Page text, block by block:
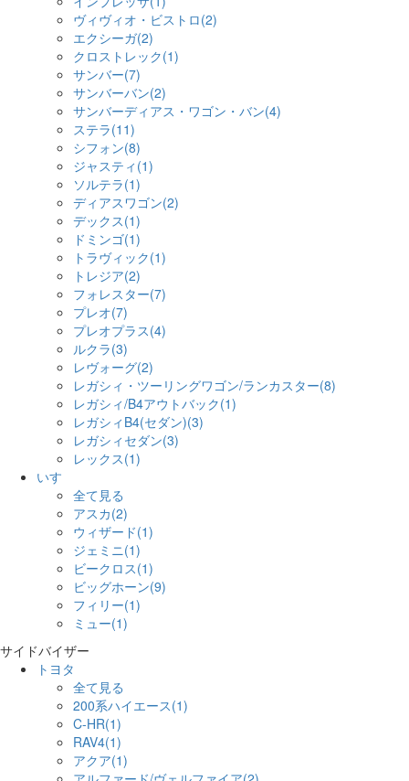
ヴィヴィオ・ビストロ(2)
エクシーガ(2)
クロストレック(1)
サンバー(7)
サンバーバン(2)
サンバーディアス・ワゴン・バン(4)
ステラ(11)
シフォン(8)
ジャスティ(1)
ソルテラ(1)
ディアスワゴン(2)
デックス(1)
ドミンゴ(1)
トラヴィック(1)
トレジア(2)
フォレスター(7)
プレオ(7)
プレオプラス(4)
ルクラ(3)
レヴォーグ(2)
レガシィ・ツーリングワゴン/ランカスター(8)
レガシィ/B4アウトバック(1)
レガシィB4(セダン)(3)
レガシィセダン(3)
レックス(1)
いすゞ
全て見る
アスカ(2)
ウィザード(1)
ジェミニ(1)
ビークロス(1)
ビッグホーン(9)
フィリー(1)
ミュー(1)
サイドバイザー
トヨタ
全て見る
200系ハイエース(1)
C-HR(1)
RAV4(1)
アクア(1)